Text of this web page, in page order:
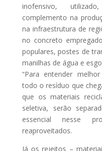
inofensivo,
complemento na
na infraestrutura de
no concreto
populares, postes de
manilhas de água e
“Para entender
todo o resíduo que
que os materiais
seletiva, serão
essencial nesse
reaproveitados.
Já os rejeitos –